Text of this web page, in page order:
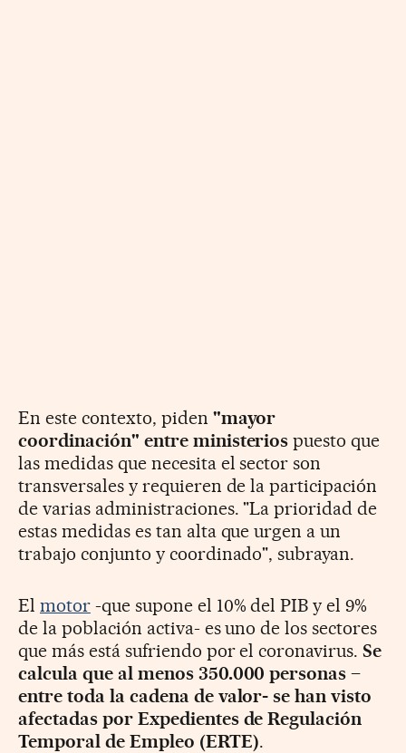
En este contexto, piden "mayor
coordinación" entre ministerios puesto que
las medidas que necesita el sector son
transversales y requieren de la participación
de varias administraciones. "La prioridad de
estas medidas es tan alta que urgen a un
trabajo conjunto y coordinado", subrayan.
El motor-que supone el 10% del PIB y el 9%
de la población activa- es uno de los sectores
que más está sufriendo por el coronavirus.Se
calcula que al menos 350.000 personas –
entre toda la cadena de valor- se han visto
afectadas por Expedientes de Regulación
Temporal de Empleo (ERTE).